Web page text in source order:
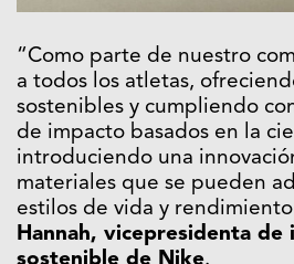
“Como parte de nuestro
a todos los atletas,
sostenibles y cumpliendo
de impacto basados en la
introduciendo una
materiales que se pueden
estilos de vida y
Hannah, vicepresidenta de